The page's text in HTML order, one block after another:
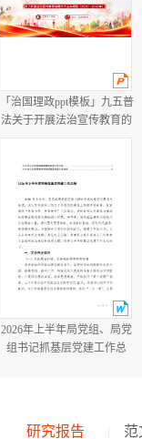
「治国理政ppt模板」九五普
法关于开展法治宣传教育的
第九个五年规划（2026－
2026年上半年局党组、局党
组书记抓基层党建工作总
研究报告 范